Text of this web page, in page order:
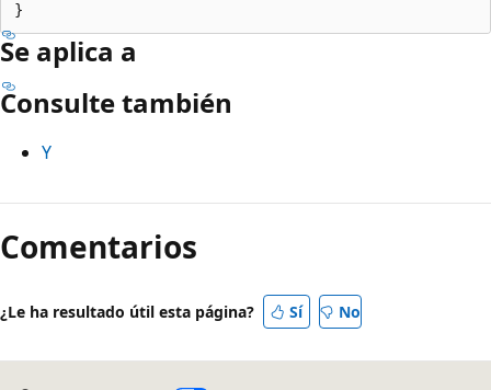
Se aplica a
Consulte también
Y
Modo
de
lectura
Comentarios
¿Le ha resultado útil esta página? Sí No